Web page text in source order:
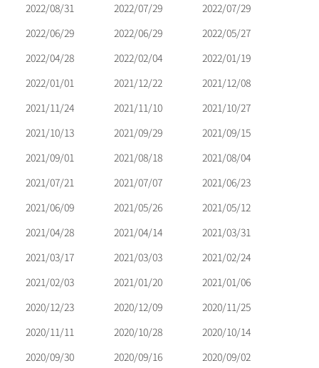
2022/08/31
2022/07/29
2022/07/29
2022/06/29
2022/06/29
2022/05/27
2022/04/28
2022/02/04
2022/01/19
2022/01/01
2021/12/22
2021/12/08
2021/11/24
2021/11/10
2021/10/27
2021/10/13
2021/09/29
2021/09/15
2021/09/01
2021/08/18
2021/08/04
2021/07/21
2021/07/07
2021/06/23
2021/06/09
2021/05/26
2021/05/12
2021/04/28
2021/04/14
2021/03/31
2021/03/17
2021/03/03
2021/02/24
2021/02/03
2021/01/20
2021/01/06
2020/12/23
2020/12/09
2020/11/25
2020/11/11
2020/10/28
2020/10/14
2020/09/30
2020/09/16
2020/09/02